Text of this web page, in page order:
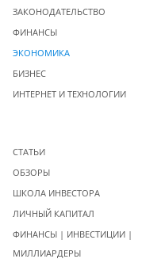
ЗАКОНОДАТЕЛЬСТВО
ФИНАНСЫ
ЭКОНОМИКА
БИЗНЕС
ИНТЕРНЕТ И ТЕХНОЛОГИИ
СТАТЬИ
ОБЗОРЫ
ШКОЛА ИНВЕСТОРА
ЛИЧНЫЙ КАПИТАЛ
ФИНАНСЫ | ИНВЕСТИЦИИ |
МИЛЛИАРДЕРЫ